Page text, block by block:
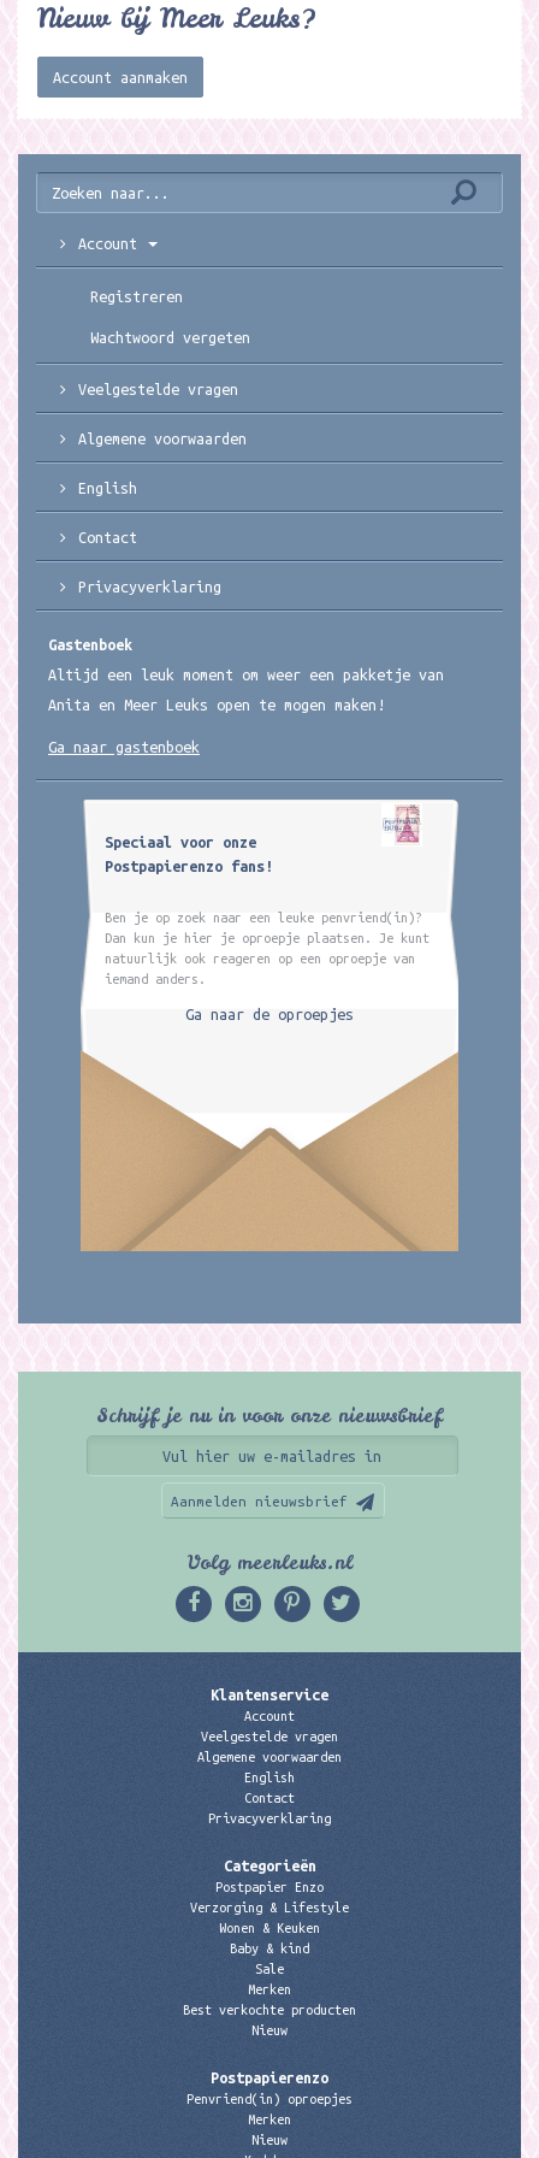
Nieuw bij Meer Leuks?
Account aanmaken
Account
Registreren
Wachtwoord vergeten
Veelgestelde vragen
Algemene voorwaarden
English
Contact
Privacyverklaring
Gastenboek
Altijd een leuk moment om weer een pakketje van
Anita en Meer Leuks open te mogen maken!
Ga naar gastenboek
Speciaal voor onze
Postpapierenzo fans!
Ben je op zoek naar een leuke penvriend(in)?
Dan kun je hier je oproepje plaatsen. Je kunt
natuurlijk ook reageren op een oproepje van
iemand anders.
Ga naar de oproepjes
Schrijf je nu in voor onze nieuwsbrief
Aanmelden nieuwsbrief
Volg meerleuks.nl
Klantenservice
Account
Veelgestelde vragen
Algemene voorwaarden
English
Contact
Privacyverklaring
Categorieën
Postpapier Enzo
Verzorging & Lifestyle
Wonen & Keuken
Baby & kind
Sale
Merken
Best verkochte producten
Nieuw
Postpapierenzo
Penvriend(in) oproepjes
Merken
Nieuw